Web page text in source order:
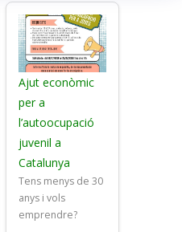
Ajut econòmic
per a
l’autoocupació
juvenil a
Catalunya
Tens menys de 30
anys i vols
emprendre?